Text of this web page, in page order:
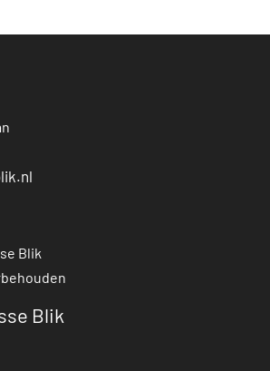
Blik
Blik
LinkedIn profiel
mijn Instagram profiel